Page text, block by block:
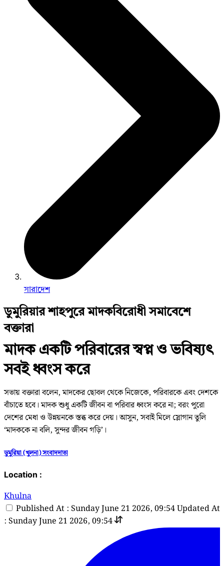
সারাদেশ
ডুমুরিয়ার শাহপুরে মাদকবিরোধী সমাবেশে
বক্তারা
মাদক একটি পরিবারের স্বপ্ন ও ভবিষ্যৎ
সবই ধ্বংস করে
সভায় বক্তারা বলেন, মাদকের ছোবল থেকে নিজেকে, পরিবারকে এবং দেশকে
বাঁচাতে হবে। মাদক শুধু একটি জীবন বা পরিবার ধ্বংস করে না; বরং পুরো
দেশের মেধা ও উন্নয়নকে স্তব্ধ করে দেয়। আসুন, সবাই মিলে স্লোগান তুলি
‘মাদককে না বলি, সুন্দর জীবন গড়ি’।
ডুমুরিয়া (খুলনা) সংবাদদাতা
Location :
Khulna
Published At : Sunday June 21 2026, 09:54Updated At
: Sunday June 21 2026, 09:54